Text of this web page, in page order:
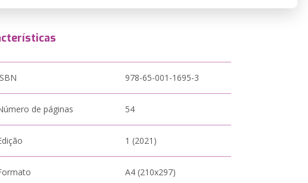
978-65-001-1695-3
de páginas 54
1 (2021)
A4 (210x297)